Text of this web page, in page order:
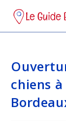
content
chiens